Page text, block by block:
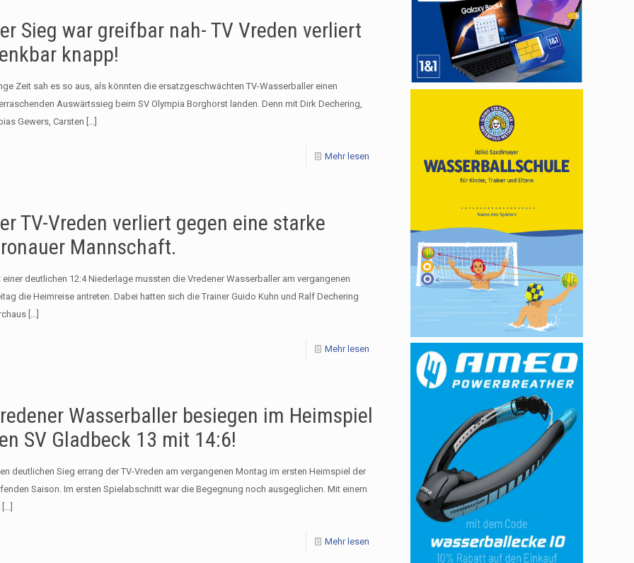
Sieg war greifbar nah- TV Vreden verliert
knapp!
Zeit sah es so aus, als könnten die ersatzgeschwächten TV-Wasserballer einen
Auswärtssieg beim SV Olympia Borghorst landen. Denn mit Dirk Dechering,
Gewers, Carsten […]
Mehr lesen
TV-Vreden verliert gegen eine starke
Mannschaft.
einer deutlichen 12:4 Niederlage mussten die Vredener Wasserballer am vergangenen
die Heimreise antreten. Dabei hatten sich die Trainer Guido Kuhn und Ralf Dechering
[…]
Mehr lesen
Wasserballer besiegen im Heimspiel
SV Gladbeck 13 mit 14:6!
deutlichen Sieg errang der TV-Vreden am vergangenen Montag im ersten Heimspiel der
Saison. Im ersten Spielabschnitt war die Begegnung noch ausgeglichen. Mit einem
[…]
Mehr lesen